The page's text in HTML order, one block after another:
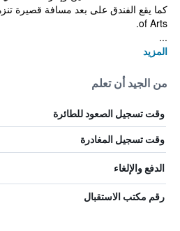
of Arts.
...
المزيد
من الجيد أن تعلم
وقت تسجيل الصعود للطائرة
وقت تسجيل المغادرة
الدفع والإلغاء
رقم مكتب الاستقبال